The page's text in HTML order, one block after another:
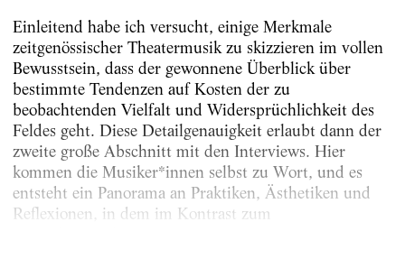
Einleitend habe ich versucht, einige Merkmale
zeitgenössischer Theatermusik zu skizzieren im vollen
Bewusstsein, dass der gewonnene Überblick über
bestimmte Tendenzen auf Kosten der zu
beobachtenden Vielfalt und Widersprüchlichkeit des
Feldes geht. Diese Detailgenauigkeit erlaubt dann der
zweite große Abschnitt mit den Interviews. Hier
kommen die Musiker*innen selbst zu Wort, und es
entsteht ein Panorama an Praktiken, Ästhetiken und
Reflexionen, in dem im Kontrast zum